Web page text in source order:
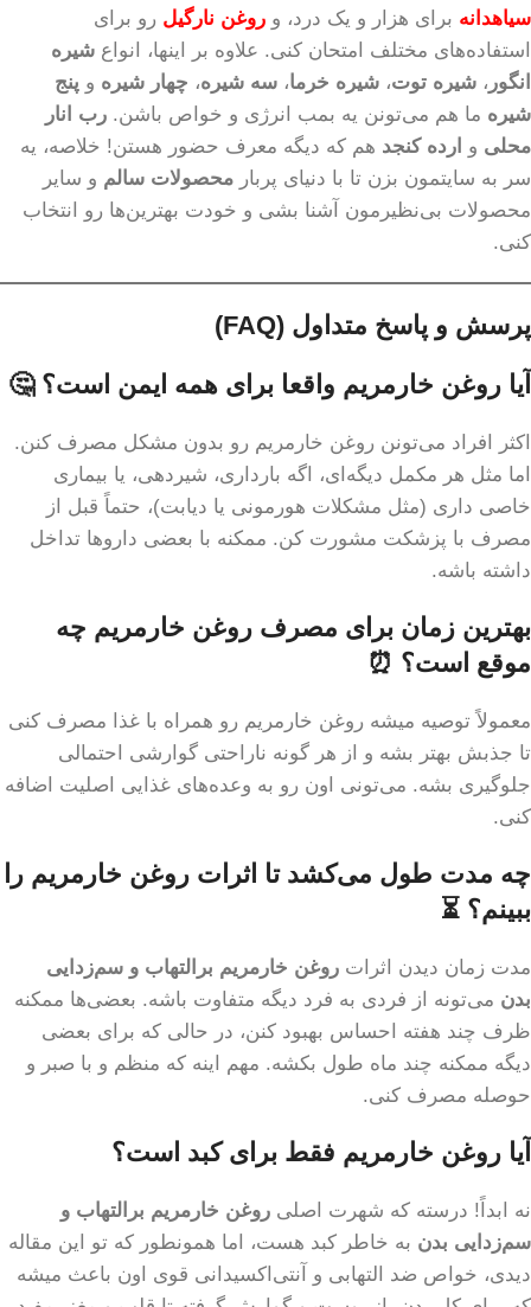
سیاهدانه برای هزار و یک درد، و روغن نارگیل رو برای
استفاده‌های مختلف امتحان کنی. علاوه بر اینها، انواع شیره
انگور ، شیره توت، شیره خرما، سه شیره، چهار شیره و پنج
شیره ما هم می‌تونن یه بمب انرژی و خواص باشن. رب انار
محلی و ارده کنجد هم که دیگه معرف حضور هستن! خلاصه، یه
سر به سایتمون بزن تا با دنیای پربار محصولات سالم و سایر
محصولات بی‌نظیرمون آشنا بشی و خودت بهترین‌ها رو انتخاب
کنی.
پرسش و پاسخ متداول (FAQ)
آیا روغن خارمریم واقعا برای همه ایمن است؟ 🤔
اکثر افراد می‌تونن روغن خارمریم رو بدون مشکل مصرف کنن.
اما مثل هر مکمل دیگه‌ای، اگه بارداری، شیردهی، یا بیماری
خاصی داری (مثل مشکلات هورمونی یا دیابت)، حتماً قبل از
مصرف با پزشکت مشورت کن. ممکنه با بعضی داروها تداخل
داشته باشه.
بهترین زمان برای مصرف روغن خارمریم چه
موقع است؟ ⏰
معمولاً توصیه میشه روغن خارمریم رو همراه با غذا مصرف کنی
تا جذبش بهتر بشه و از هر گونه ناراحتی گوارشی احتمالی
جلوگیری بشه. می‌تونی اون رو به وعده‌های غذایی اصلیت اضافه
کنی.
چه مدت طول می‌کشد تا اثرات روغن خارمریم را
ببینم؟ ⏳
مدت زمان دیدن اثرات روغن خارمریم برالتهاب و سم‌زدایی
بدن می‌تونه از فردی به فرد دیگه متفاوت باشه. بعضی‌ها ممکنه
ظرف چند هفته احساس بهبود کنن، در حالی که برای بعضی
دیگه ممکنه چند ماه طول بکشه. مهم اینه که منظم و با صبر و
حوصله مصرف کنی.
آیا روغن خارمریم فقط برای کبد است؟
نه ابداً! درسته که شهرت اصلی روغن خارمریم برالتهاب و
سم‌زدایی بدن به خاطر کبد هست، اما همونطور که تو این مقاله
دیدی، خواص ضد التهابی و آنتی‌اکسیدانی قوی اون باعث میشه